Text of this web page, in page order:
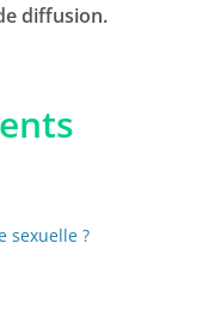
diffusion.
sexuelle ?